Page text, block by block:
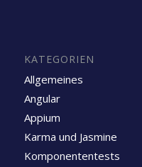
KATEGORIEN
Allgemeines
Angular
Appium
Karma und Jasmine
Komponententests